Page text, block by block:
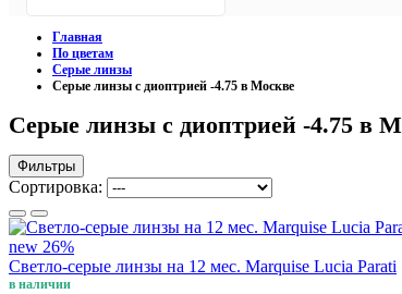
Главная
По цветам
Серые линзы
Серые линзы с диоптрией -4.75 в Москве
Серые линзы с диоптрией -4.75 в
Фильтры
Сортировка:
new 26%
Светло-серые линзы на 12 мес. Marquise Lucia Parati
в наличии